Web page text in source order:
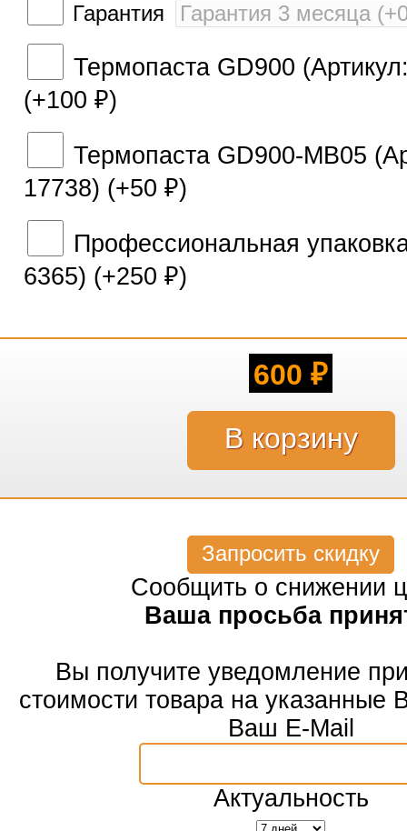
Гарантия
Термопаста GD900
(+100 ₽)
Термопаста GD900-MB05
17738) (+50 ₽)
Профессиональная
6365) (+250 ₽)
600 ₽
Запросить скидку
Сообщить о снижении
Ваша просьба
Вы получите уведомление
стоимости товара на указанные
Ваш E-Mail
Актуальность